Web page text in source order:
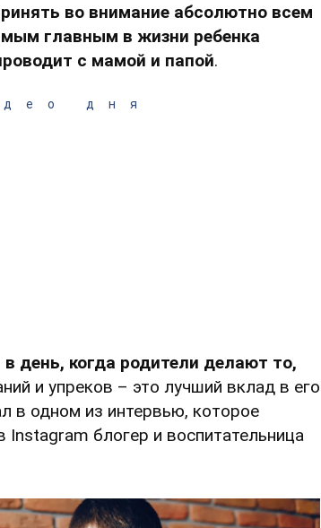
во внимание абсолютно всем
главным в жизни ребенка
с мамой и папой.
дня
в день, когда родители делают то,
и упреков – это лучший вклад в его
в одном из интервью, которое
Instagram блогер и воспитательница